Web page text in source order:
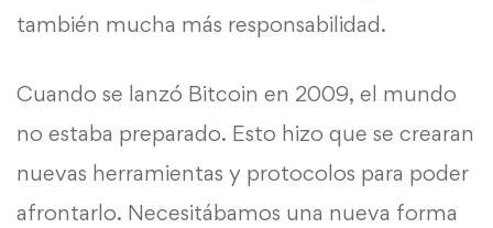
también mucha más responsabilidad.
Cuando se lanzó Bitcoin en 2009, el mundo
no estaba preparado. Esto hizo que se crearan
nuevas herramientas y protocolos para poder
afrontarlo. Necesitábamos una nueva forma